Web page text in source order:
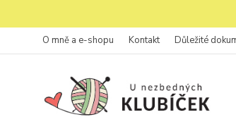
O mně a e-shopu Kontakt Důležité